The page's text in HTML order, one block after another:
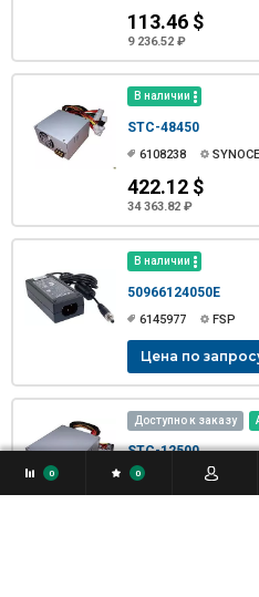
113.46 $
9 236.52 ₽
В наличии
STC-48450
6108238
422.12 $
34 363.82 ₽
В наличии
50966124050E
6145977 FSP
Цена по
Доступно к заказу
STC-12500
6078808
0 0